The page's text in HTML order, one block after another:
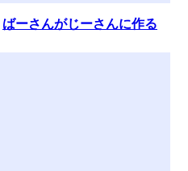
ばーさんがじーさんに作る